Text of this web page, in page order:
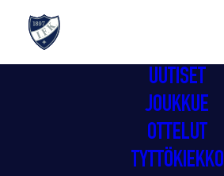
UUTISET
JOUKKUE
OTTELUT
TYTTÖKIEKKO